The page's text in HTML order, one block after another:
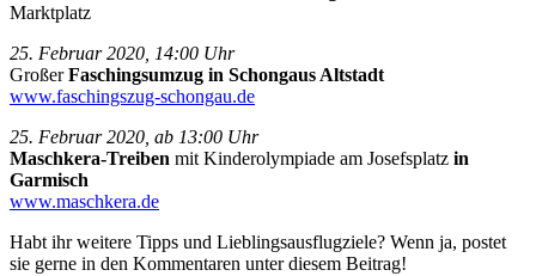
Marktplatz
25. Februar 2020, 14:00 Uhr
GroßerFaschingsumzug in Schongaus Altstadt
www.faschingszug-schongau.de
25. Februar 2020, ab 13:00 Uhr
Maschkera-Treiben mit Kinderolympiade am Josefsplatz in
Garmisch
www.maschkera.de
Habt ihr weitere Tipps und Lieblingsausflugziele? Wenn ja, postet
sie gerne in den Kommentaren unter diesem Beitrag!